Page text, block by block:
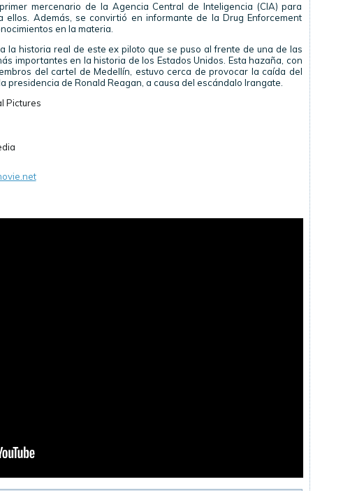
mercenario de la Agencia Central de Inteligencia (CIA) para
Además, se convirtió en informante de la Drug Enforcement
en la materia.
la historia real de este ex piloto que se puso al frente de una de las
importantes en la historia de los Estados Unidos. Esta hazaña, con
del cartel de Medellín, estuvo cerca de provocar la caída del
presidencia de Ronald Reagan, a causa del escándalo Irangate.
Pictures